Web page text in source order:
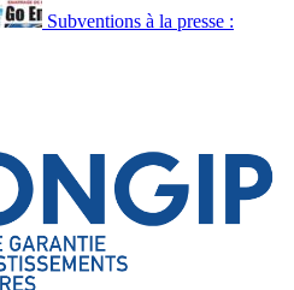
Subventions à la presse :